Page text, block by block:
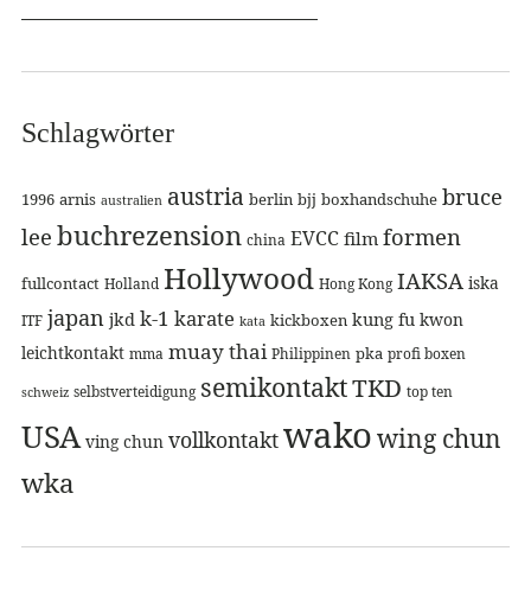
Schlagwörter
1996 arnis australien austria berlin bjj boxhandschuhe bruce
lee buchrezension china EVCC film formen
fullcontact Holland Hollywood Hong Kong IAKSA iska
ITF japan jkd k-1 karate kata kickboxen kung fu kwon
leichtkontakt mma muay thai Philippinen pka profi boxen
schweiz selbstverteidigung semikontaktTKD top ten
USA ving chun vollkontaktwakowing chun
wka